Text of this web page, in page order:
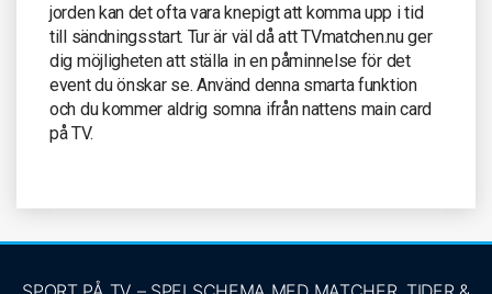
jorden kan det ofta vara knepigt att komma upp i tid
till sändningsstart. Tur är väl då att TVmatchen.nu ger
dig möjligheten att ställa in en påminnelse för det
event du önskar se. Använd denna smarta funktion
och du kommer aldrig somna ifrån nattens main card
på TV.